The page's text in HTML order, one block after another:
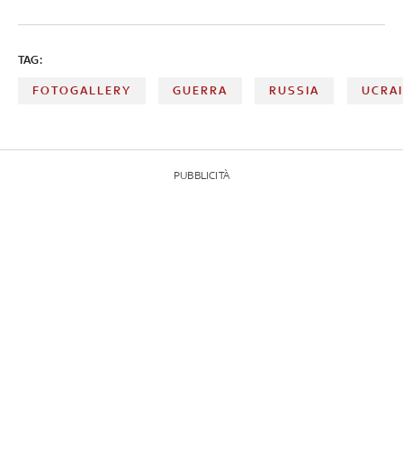
TAG:
FOTOGALLERY GUERRA RUSSIA
PUBBLICITÀ